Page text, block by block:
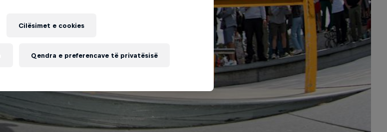
Cilësimet e cookies
Qendra e preferencave të privatësisë